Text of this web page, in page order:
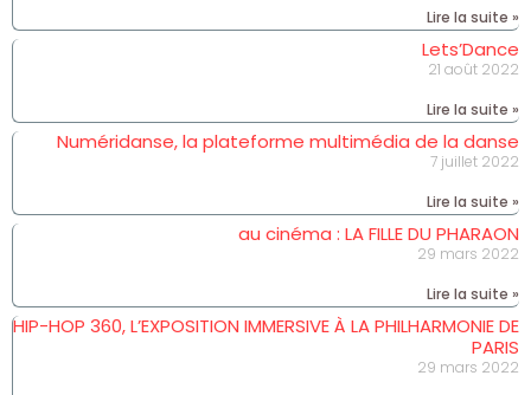
Lire la suite »
Lets’Dance
21 août 2022
Lire la suite »
Numéridanse, la plateforme multimédia de la danse
7 juillet 2022
Lire la suite »
au cinéma : LA FILLE DU PHARAON
29 mars 2022
Lire la suite »
HIP-HOP 360, L’EXPOSITION IMMERSIVE À LA PHILHARMONIE DE
PARIS
29 mars 2022